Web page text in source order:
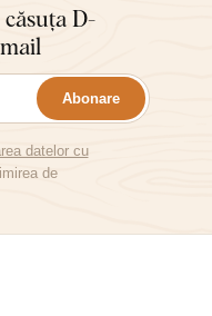
D-
Abonare
datelor cu
de